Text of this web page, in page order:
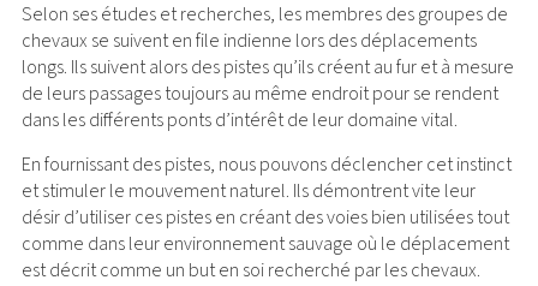
Selon ses études et recherches, les membres des groupes de
chevaux se suivent en file indienne lors des déplacements
longs. Ils suivent alors des pistes qu’ils créent au fur et à mesure
de leurs passages toujours au même endroit pour se rendent
dans les différents ponts d’intérêt de leur domaine vital.
En fournissant des pistes, nous pouvons déclencher cet instinct
et stimuler le mouvement naturel. Ils démontrent vite leur
désir d’utiliser ces pistes en créant des voies bien utilisées tout
comme dans leur environnement sauvage où le déplacement
est décrit comme un but en soi recherché par les chevaux.